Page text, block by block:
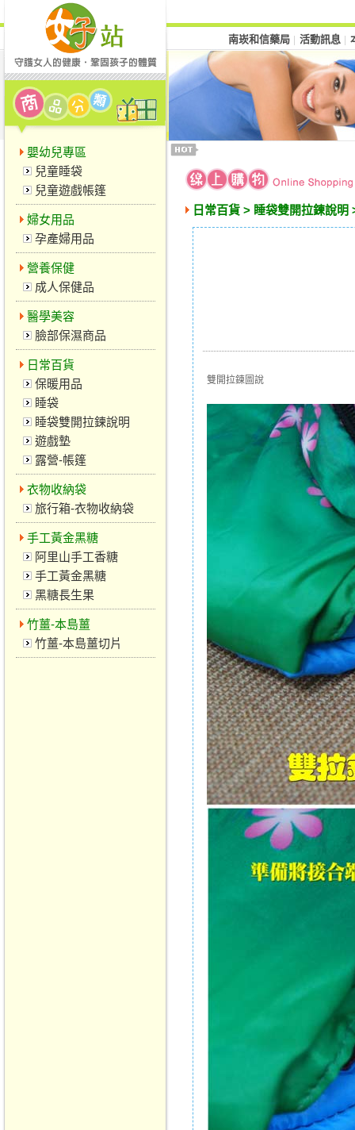
嬰幼兒專區
兒童睡袋
兒童遊戲帳篷
婦女用品
孕產婦用品
營養保健
成人保健品
醫學美容
臉部保濕商品
日常百貨
保暖用品
睡袋
睡袋雙開拉鍊說明
遊戲墊
露營-帳篷
衣物收納袋
旅行箱-衣物收納袋
手工黃金黑糖
阿里山手工香糖
手工黃金黑糖
黑糖長生果
竹薑-本島薑
竹薑-本島薑切片
南崁和信藥局 活動訊息
日常百貨 > 睡袋雙開拉鍊說明
雙開拉鍊圖說